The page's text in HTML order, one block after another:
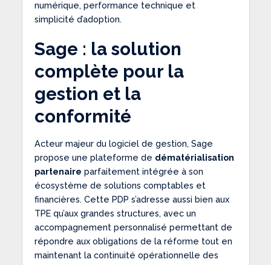
numérique, performance technique et
simplicité d’adoption.
Sage : la solution
complète pour la
gestion et la
conformité
Acteur majeur du logiciel de gestion, Sage
propose une plateforme de dématérialisation
partenaire parfaitement intégrée à son
écosystème de solutions comptables et
financières. Cette PDP s’adresse aussi bien aux
TPE qu’aux grandes structures, avec un
accompagnement personnalisé permettant de
répondre aux obligations de la réforme tout en
maintenant la continuité opérationnelle des